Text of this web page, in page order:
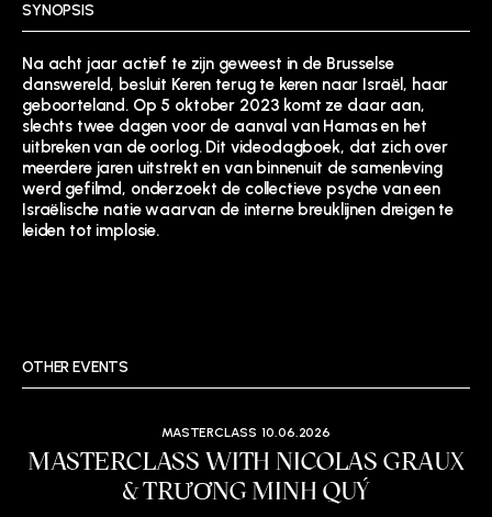
SYNOPSIS
Na acht jaar actief te zijn geweest in de Brusselse
danswereld, besluit Keren terug te keren naar Israël, haar
geboorteland. Op 5 oktober 2023 komt ze daar aan,
slechts twee dagen voor de aanval van Hamas en het
uitbreken van de oorlog. Dit videodagboek, dat zich over
meerdere jaren uitstrekt en van binnenuit de samenleving
werd gefilmd, onderzoekt de collectieve psyche van een
Israëlische natie waarvan de interne breuklijnen dreigen te
leiden tot implosie.
OTHER EVENTS
MASTERCLASS 10.06.2026
MASTERCLASS WITH NICOLAS GRAUX
& TRƯƠNG MINH QUÝ